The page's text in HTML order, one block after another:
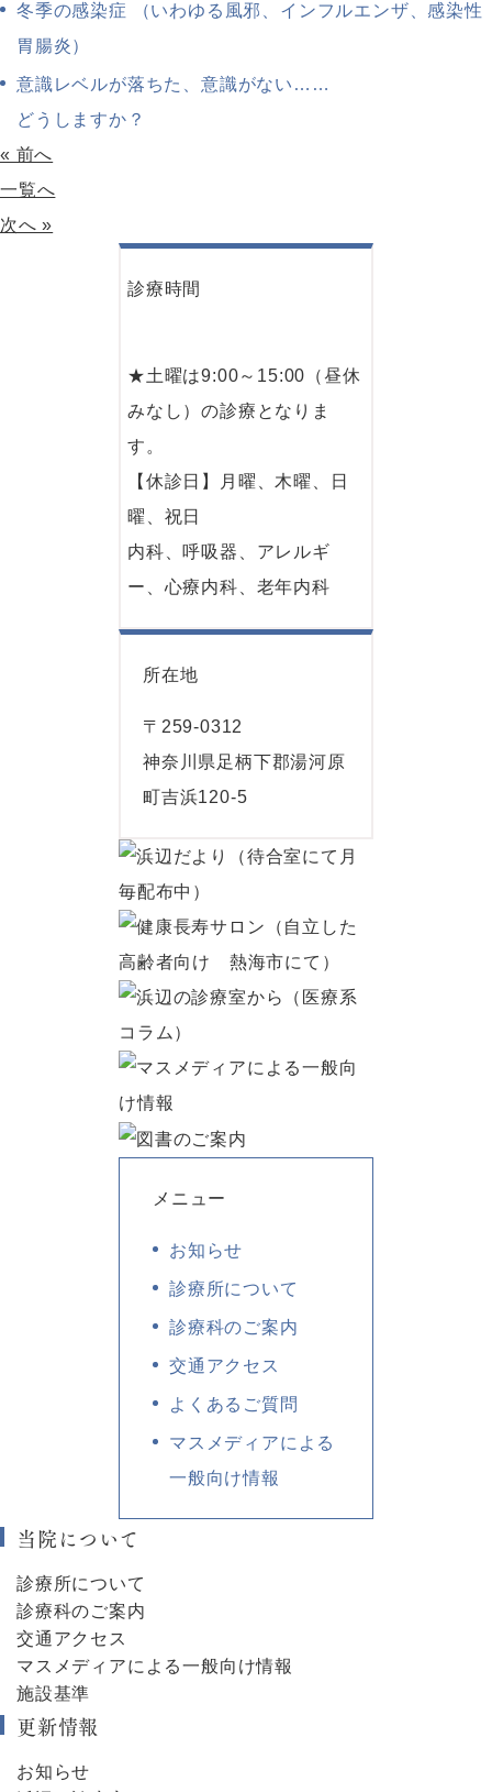
冬季の感染症 （いわゆる風邪、インフルエンザ、感染性
胃腸炎）
意識レベルが落ちた、意識がない……
どうしますか？
« 前へ
一覧へ
次へ »
診療時間
★土曜は9:00～15:00（昼休
みなし）の診療となりま
す。
【休診日】月曜、木曜、日
曜、祝日
内科、呼吸器、アレルギ
ー、心療内科、老年内科
所在地
〒259-0312
神奈川県足柄下郡湯河原
町吉浜120-5
メニュー
お知らせ
診療所について
診療科のご案内
交通アクセス
よくあるご質問
マスメディアによる
一般向け情報
当院について
診療所について
診療科のご案内
交通アクセス
マスメディアによる一般向け情報
施設基準
更新情報
お知らせ